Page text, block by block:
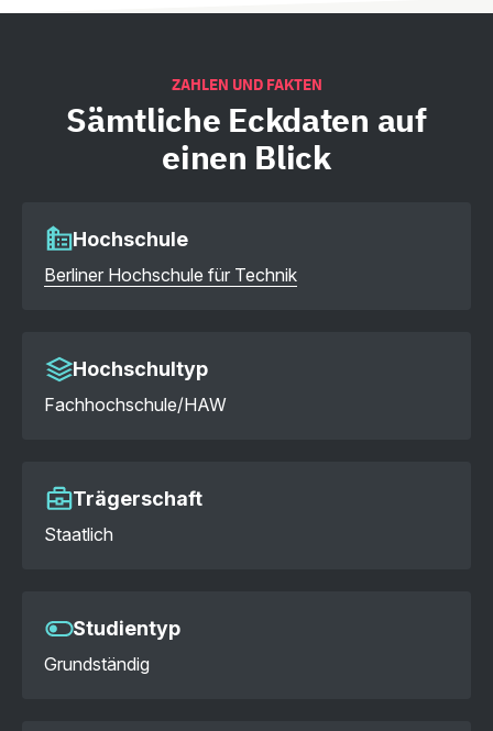
ZAHLEN UND FAKTEN
Sämtliche Eckdaten auf
einen Blick
Hochschule
Berliner Hochschule für Technik
Hochschultyp
Fachhochschule/HAW
Trägerschaft
Staatlich
Studientyp
Grundständig